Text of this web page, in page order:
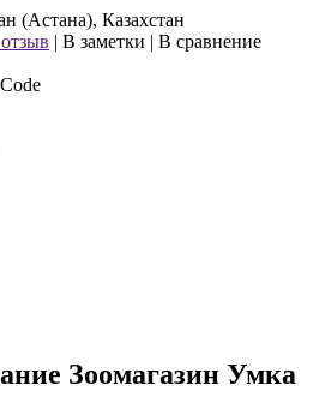
(Астана), Казахстан
| В заметки | В сравнение
Зоомагазин Умка